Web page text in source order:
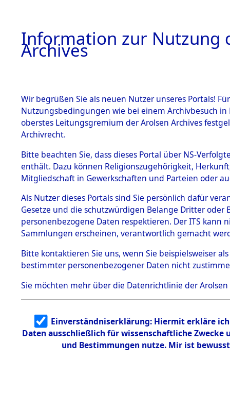
BESTÄNDE
1.
mente
5. Verschiedenes
5.3
Todesmärsche
5.3.1 Alliierte
Erhebungen
zu
Todesmärsch
en
5.3.2
Identifizierun
5.3.3
Todesmärsch
Listen
0023
Information zur Nutzung
Archives
Wir begrüßen Sie als neuen Nutzer unseres Portals!
Nutzungsbedingungen wie bei einem Archivbesuch
oberstes Leitungsgremium der Arolsen Archives
Archivrecht.
Bitte beachten Sie, dass dieses Portal über NS-
enthält. Dazu können Religionszugehörigkeit,
Mitgliedschaft in Gewerkschaften und Parteien oder
Als Nutzer dieses Portals sind Sie persönlich dafür
Gesetze und die schutzwürdigen Belange Dritter
personenbezogene Daten respektieren. Der ITS
Sammlungen erscheinen, verantwortlich gemacht
Bitte kontaktieren Sie uns, wenn Sie beispielsweiser
bestimmter personenbezogener Daten nicht
Sie möchten mehr über die Datenrichtlinie der Arolsen
Einverständniserklärung: Hiermit erkläre
Daten ausschließlich für wissenschaftliche
und Bestimmungen nutze. Mir ist